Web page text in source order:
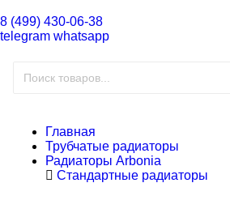
8 (499) 430-06-38
telegram whatsapp
Главная
Трубчатые радиаторы
Радиаторы Arbonia
Стандартные радиаторы